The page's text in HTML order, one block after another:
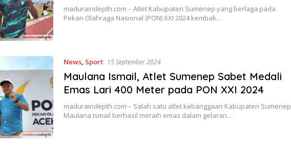
maduraindepth.com – Atlet Kabupaten Sumenep yang berlaga pada
Pekan Olahraga Nasional (PON) XXI 2024 kembali…
News, Sport 15 September 2024
Maulana Ismail, Atlet Sumenep Sabet Medali
Emas Lari 400 Meter pada PON XXI 2024
maduraindepth.com – Salah satu atlet kebanggaan Kabupaten Sumenep,
Maulana Ismail berhasil meraih emas dalam gelaran…